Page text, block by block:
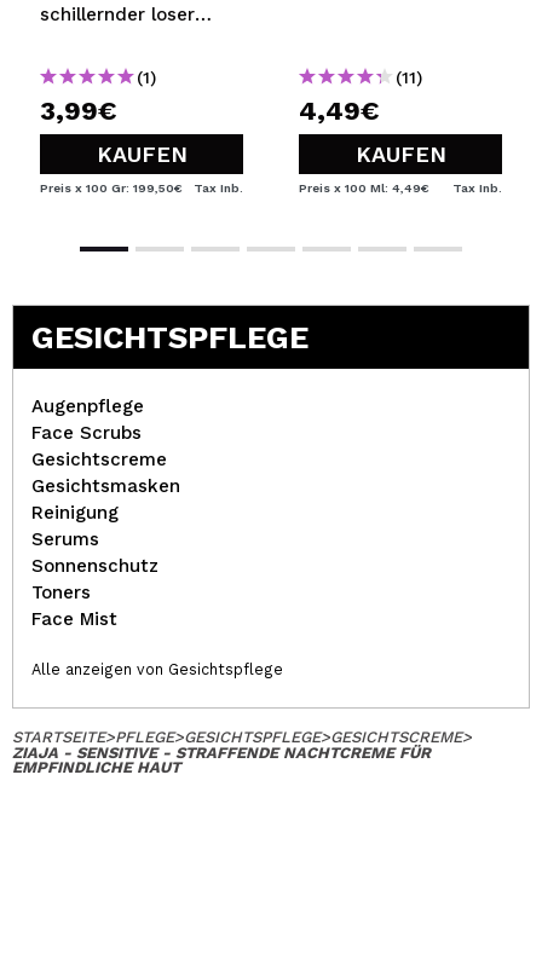
schillernder loser
(1)
3,99€
KAUFEN
Preis x 100 Gr: 199,50€ Tax Inb.
(11)
4,49€
KAUFEN
Preis x 100 Ml: 4,49€ Tax Inb.
GESICHTSPFLEGE
Augenpflege
Face Scrubs
Gesichtscreme
Gesichtsmasken
Reinigung
Serums
Sonnenschutz
Toners
Face Mist
Alle anzeigen von Gesichtspflege
STARTSEITE>PFLEGE>GESICHTSPFLEGE>GESICHTSCREME>
ZIAJA - SENSITIVE - STRAFFENDE NACHTCREME FÜR
EMPFINDLICHE HAUT